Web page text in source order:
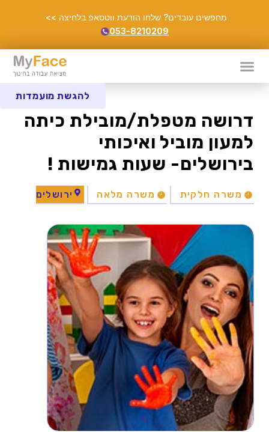
מחפשים עובדים? שלחו הודעת ווטסאפ בלחיצה >>
053-8210209
דרושה מטפלת/מובילת כיתה
למעון מוביל ואיכותי
בירושלים- שעות גמישות !
משרה חלקית משרה מלאה ירושלים
להגשת מועמדות